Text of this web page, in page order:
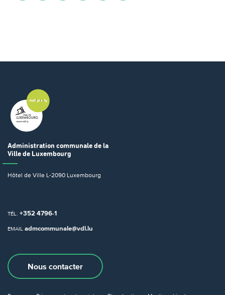
Administration communale de la
Ville de Luxembourg
Hôtel de Ville L-2090 Luxembourg
TÉL. +352 4796-1
EMAIL admcommunale@vdl.lu
Nous contacter